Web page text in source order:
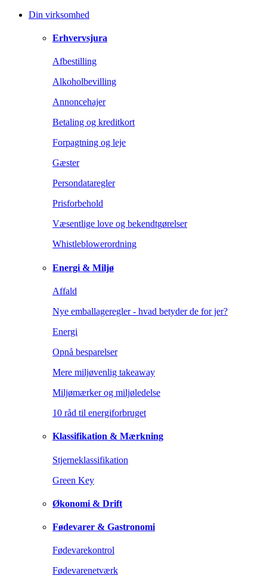
Din virksomhed
Erhvervsjura
Afbestilling
Alkoholbevilling
Annoncehajer
Betaling og kreditkort
Forpagtning og leje
Gæster
Persondataregler
Prisforbehold
Væsentlige love og bekendtgørelser
Whistleblowerordning
Energi & Miljø
Affald
Nye emballageregler - hvad betyder de for jer?
Energi
Opnå besparelser
Mere miljøvenlig takeaway
Miljømærker og miljøledelse
10 råd til energiforbruget
Klassifikation & Mærkning
Stjerneklassifikation
Green Key
Økonomi & Drift
Fødevarer & Gastronomi
Fødevarekontrol
Fødevarenetværk